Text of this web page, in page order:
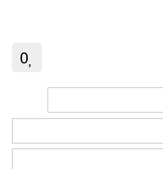
0